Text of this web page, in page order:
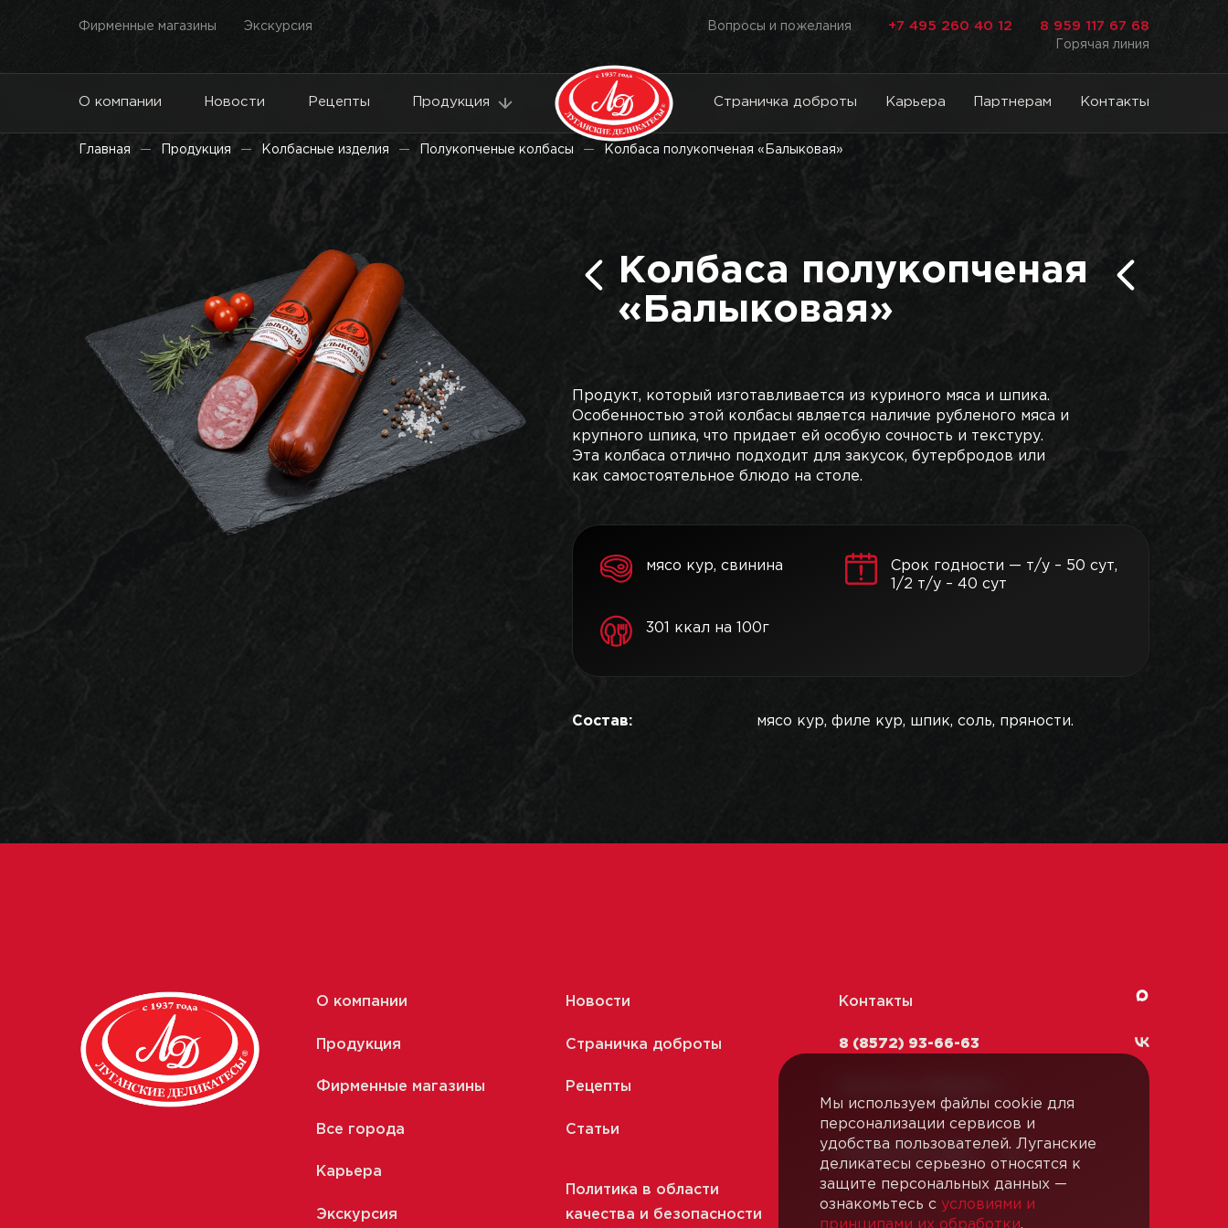
Мы используем файлы cookie для
персонализации сервисов и
удобства пользователей. Луганские
деликатесы серьезно относятся к
защите персональных данных —
ознакомьтесь с условиями и
принципами их обработки.
Фирменные магазины Экскурсия Вопросы и пожелания +7 495 260 40 12 8 959 117 67 68
Горячая линия
О компании Новости Рецепты Продукция Страничка доброты Карьера Партнерам Контакты
Главная Продукция Колбасные изделия Полукопченые колбасы Колбаса полукопченая «Балыковая»
Колбаса полукопченая
«Балыковая»
Продукт, который изготавливается из куриного мяса и шпика.
Особенностью этой колбасы является наличие рубленого мяса и
крупного шпика, что придает ей особую сочность и текстуру.
Эта колбаса отлично подходит для закусок, бутербродов или
как самостоятельное блюдо на столе.
мясо кур, свинина
Срок годности — т/у – 50 сут,
1/2 т/у – 40 сут
301 ккал на 100г
Состав: мясо кур, филе кур, шпик, соль, пряности.
О компании
Продукция
Фирменные магазины
Все города
Новости
Страничка доброты
Рецепты
Статьи
Карьера
Экскурсия
Политика в области
качества и безопасности
Контакты
8 (8572) 93-66-63